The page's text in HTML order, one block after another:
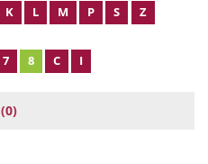
K L M P S Z
7 8 C I
(0)